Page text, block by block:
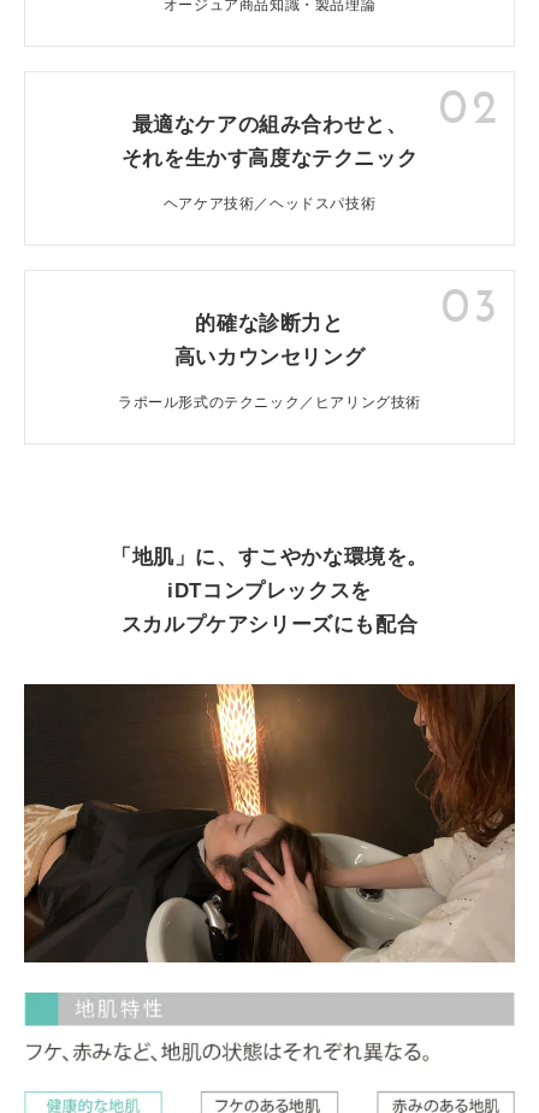
オージュア商品知識・製品理論
02
最適なケアの組み合わせと、
それを生かす高度なテクニック
ヘアケア技術／ヘッドスパ技術
03
的確な診断力と
高いカウンセリング
ラポール形式のテクニック／ヒアリング技術
「地肌」に、すこやかな環境を。
iDTコンプレックスを
スカルプケアシリーズにも配合